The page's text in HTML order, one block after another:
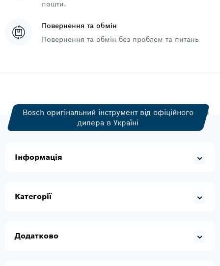
пошти.
Повернення та обмін
Повернення та обмін без проблем та питань
Bosch оригінальний інструмент від офіційного
дилера в Україні
Інформація
Категорії
Додатково